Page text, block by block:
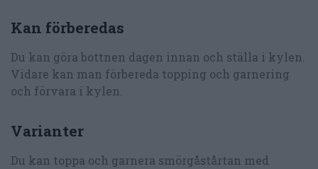
Kan förberedas
Du kan göra bottnen dagen innan och ställa i kylen.
Vidare kan man förbereda topping och garnering
och förvara i kylen.
Varianter
Du kan toppa och garnera smörgåstårtan med